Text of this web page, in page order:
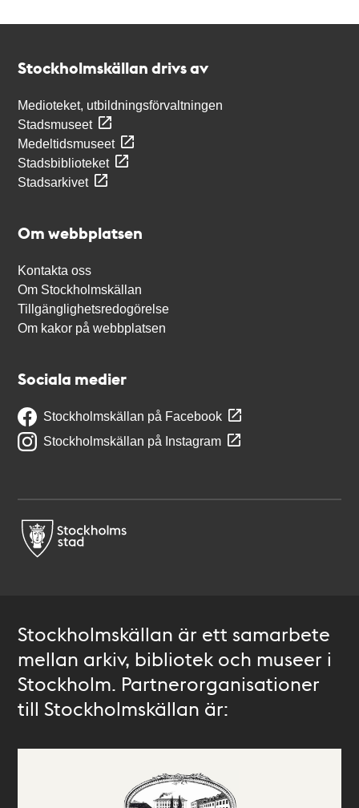
Stockholmskällan drivs av
Medioteket, utbildningsförvaltningen
Stadsmuseet
Medeltidsmuseet
Stadsbiblioteket
Stadsarkivet
Om webbplatsen
Kontakta oss
Om Stockholmskällan
Tillgänglighetsredogörelse
Om kakor på webbplatsen
Sociala medier
Stockholmskällan på Facebook
Stockholmskällan på Instagram
Stockholmskällan är ett samarbete
mellan arkiv, bibliotek och museer i
Stockholm. Partnerorganisationer
till Stockholmskällan är: